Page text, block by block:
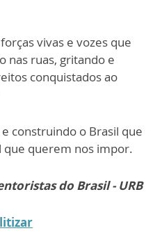
vivas e vozes que
nas ruas, gritando e
conquistados ao
construindo o Brasil que
que querem nos impor.
do Brasil - URB